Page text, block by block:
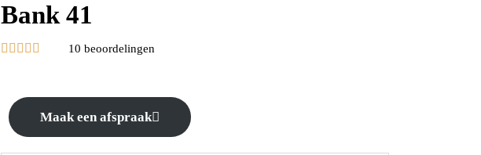
Bank 41
     10 beoordelingen
Maak een afspraak